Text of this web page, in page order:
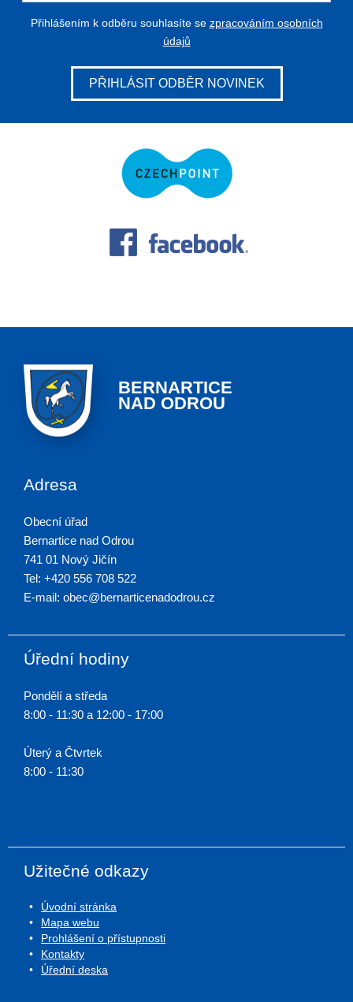
Přihlášením k odběru souhlasíte se zpracováním osobních
údajů
PŘIHLÁSIT ODBĚR NOVINEK
BERNARTICE
NAD ODROU
Adresa
Obecní úřad
Bernartice nad Odrou
741 01 Nový Jičín
Tel: +420 556 708 522
E-mail: obec@bernarticenadodrou.cz
Úřední hodiny
Pondělí a středa
8:00 - 11:30 a 12:00 - 17:00
Úterý a Čtvrtek
8:00 - 11:30
Užitečné odkazy
Úvodní stránka
Mapa webu
Prohlášení o přístupnosti
Kontakty
Úřední deska